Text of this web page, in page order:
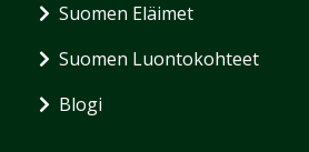
Suomen Eläimet
Suomen Luontokohteet
Blogi